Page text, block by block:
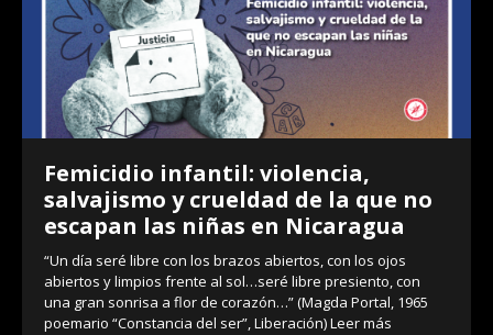
infantil: violencia,
y crueldad de la que no
las niñas en Nicaragua
seré libre con los brazos abiertos, con los ojos
y limpios frente al sol…seré libre presiento, con
sonrisa a flor de corazón…” (Magda Portal, 1965
“Constancia del ser”, Liberación)Leer más
en la